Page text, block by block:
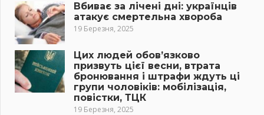
Вбиває за лічені дні: українців
атакує смертельна хвороба
19 Березня, 2025
Цих людей обов’язково
призвуть цієї весни, втрата
бронювання і штрафи ждуть ці
групи чоловіків: мобілізація,
повістки, ТЦК
19 Березня, 2025